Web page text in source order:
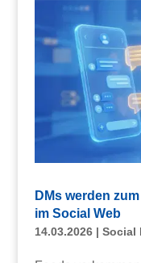
DMs werden
im Social Web
14.03.2026| Social